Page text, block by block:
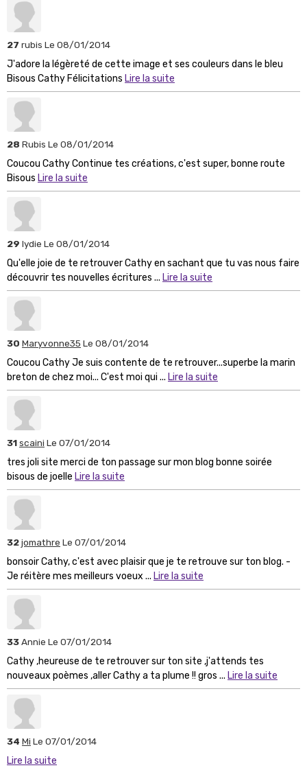
27 rubis Le 08/01/2014
J'adore la légèreté de cette image et ses couleurs dans le bleu
Bisous Cathy Félicitations Lire la suite
28 Rubis Le 08/01/2014
Coucou Cathy Continue tes créations, c'est super, bonne route
Bisous Lire la suite
29 lydie Le 08/01/2014
Qu'elle joie de te retrouver Cathy en sachant que tu vas nous faire
découvrir tes nouvelles écritures ... Lire la suite
30 Maryvonne35 Le 08/01/2014
Coucou Cathy Je suis contente de te retrouver...superbe la marin
breton de chez moi... C'est moi qui ... Lire la suite
31scaini Le 07/01/2014
tres joli site merci de ton passage sur mon blog bonne soirée
bisous de joelle Lire la suite
32jomathre Le 07/01/2014
bonsoir Cathy, c'est avec plaisir que je te retrouve sur ton blog. -
Je réitère mes meilleurs voeux ... Lire la suite
33Annie Le 07/01/2014
Cathy ,heureuse de te retrouver sur ton site ,j'attends tes
nouveaux poèmes ,aller Cathy a ta plume !! gros ... Lire la suite
34 Mi Le 07/01/2014
Lire la suite